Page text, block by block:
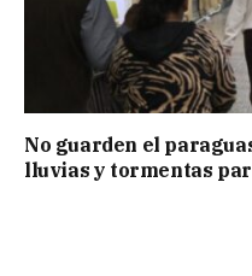
No guarden el
lluvias y tormentas